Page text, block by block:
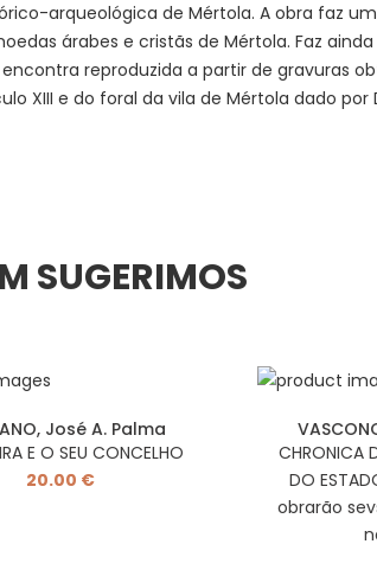
arqueológica de Mértola. A obra faz
árabes e cristãs de Mértola. Faz
reproduzida a partir de gravuras
XIII e do foral da vila de Mértola dado por
SUGERIMOS
José A. Palma
E O SEU CONCELHO
20.00 €
CHRONICA
DO
obrarão